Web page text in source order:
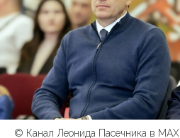
© Канал Леонида Пасечника в МАХ